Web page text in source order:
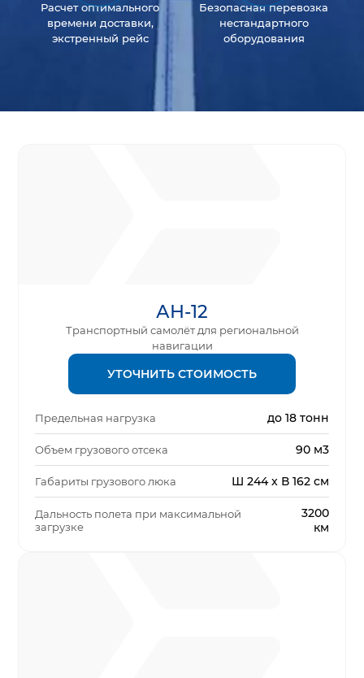
Расчет оптимального
времени доставки,
экстренный рейс
Безопасная перевозка
нестандартного
оборудования
АН-12
Транспортный самолёт для региональной
навигации
УТОЧНИТЬ СТОИМОСТЬ
Предельная нагрузка до 18 тонн
Объем грузового отсека 90 м3
Габариты грузового люка Ш 244 x В 162 см
Дальность полета при максимальной
загрузке
3200
км